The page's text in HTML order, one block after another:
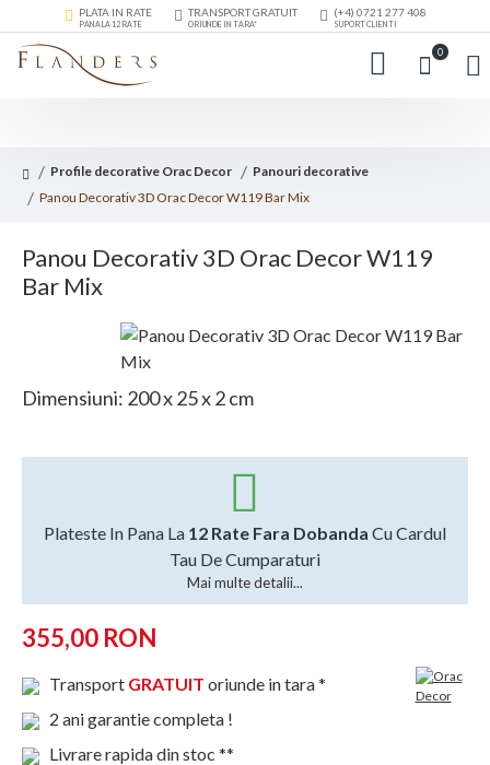
PLATA IN RATE
PANA LA 12 RATE
TRANSPORT GRATUIT
ORIUNDE IN TARA*
(+4) 0721 277 408
SUPORT CLIENTI
0
Profile decorative Orac Decor
Panouri decorative
Panou Decorativ 3D Orac Decor W119 Bar Mix
Panou Decorativ 3D Orac Decor W119
Bar Mix
Dimensiuni: 200 x 25 x 2 cm
Plateste In Pana La 12 Rate Fara Dobanda Cu Cardul
Tau De Cumparaturi
Mai multe detalii...
355,00 RON
Transport GRATUIT oriunde in tara *
2 ani garantie completa !
Livrare rapida din stoc **